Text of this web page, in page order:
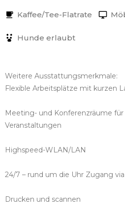
Kaffee/Tee-Flatrate
Hunde erlaubt
Weitere Ausstattungsmerkmale:
Flexible Arbeitsplätze mit kurzen
Meeting- und Konferenzräume
Veranstaltungen
Highspeed-WLAN/LAN
24/7 – rund um die Uhr Zugang
Drucken und scannen